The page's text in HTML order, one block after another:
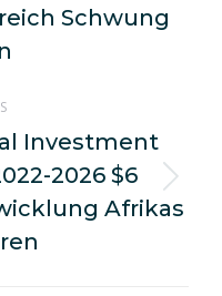
Schwung
Investment
2026 $6
Afrikas